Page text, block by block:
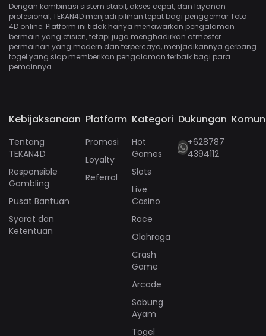
Dengan kombinasi sistem stabil, akses cepat, dan layanan
profesional, TEKAN4D menjadi pilihan tepat bagi penggemar Toto
4D online. Platform ini tidak hanya menawarkan pengalaman
bermain yang efisien, tetapi juga menghadirkan atmosfer
permainan yang modern dan terpercaya, menjadikannya gerbang
togel yang siap memberikan pengalaman terbaik bagi para
pemainnya.
Kebijaksanaan
Tentang
TEKAN4D
Responsible
Gambling
Pusat Bantuan
Syarat dan
Ketentuan
Platform
Promosi
Loyalty
Referral
Kategori
Hot
Games
Slots
Live
Casino
Race
Olahraga
Crash
Game
Arcade
Sabung
Ayam
Togel
Dukungan
+628787
4394112